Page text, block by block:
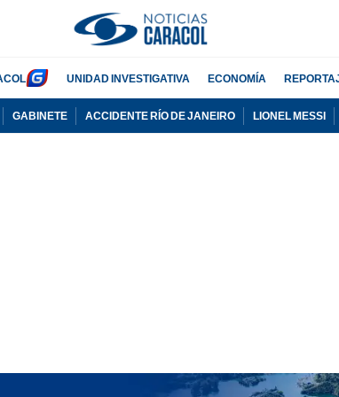
UNIDAD INVESTIGATIVA ECONOMÍA
GABINETE ACCIDENTE RÍO DE JANEIRO LIONEL MESSI